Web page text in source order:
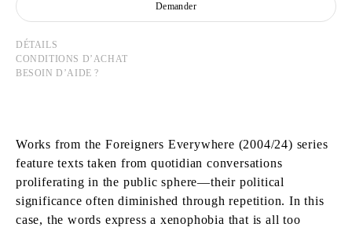
Demander
DÉTAILS
CONDITIONS D’ACHAT
BESOIN D’AIDE ?
Works from the Foreigners Everywhere (2004/24) series
feature texts taken from quotidian conversations
proliferating in the public sphere—their political
significance often diminished through repetition. In this
case, the words express a xenophobia that is all too